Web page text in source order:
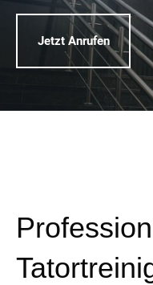
Jetzt Anrufen